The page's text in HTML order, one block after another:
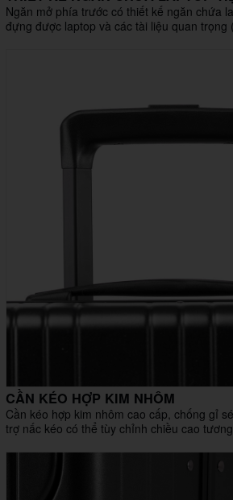
Ngăn mở phía trước có thiết kế ngăn chứa
đựng được laptop và các tài liệu quan trọng
CẦN KÉO HỢP KIM NHÔM
Cần kéo hợp kim nhôm cao cấp, chống gỉ
trợ nấc kéo có thể tùy chỉnh chiều cao